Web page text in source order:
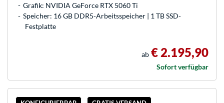
Grafik: NVIDIA GeForce RTX 5060 Ti
Speicher: 16 GB DDR5-Arbeitsspeicher | 1 TB SSD-
Festplatte
ab € 2.195,90
Sofort verfügbar